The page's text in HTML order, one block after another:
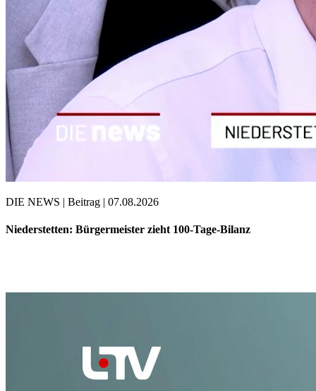
DIE NEWS | Beitrag | 07.08.2026
Niederstetten: Bürgermeister zieht 100-Tage-Bilanz